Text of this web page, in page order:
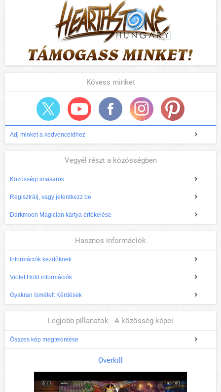
Kövess minket
Adj minket a kedvenceidhez
Vegyél részt a közösségben
Közösségi imasarok
Regisztrálj, vagy jelentkezz be
Darkmoon Magician kártya értékelése
Hasznos információk
Információk kezdőknek
Violet Hold információk
Gyakran Ismételt Kérdések
Legjobb pillanatok - A közösség képei
Összes kép megtekintése
Overkill